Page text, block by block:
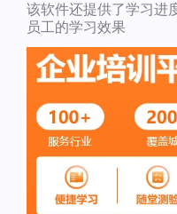
该软件还提供了学习进
员工的学习效果